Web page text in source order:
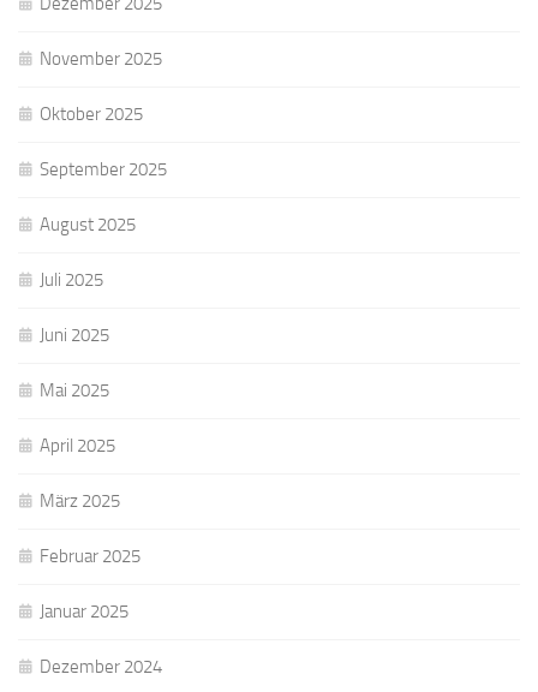
November 2025
Oktober 2025
September 2025
August 2025
Juli 2025
Juni 2025
Mai 2025
April 2025
März 2025
Februar 2025
Januar 2025
Dezember 2024